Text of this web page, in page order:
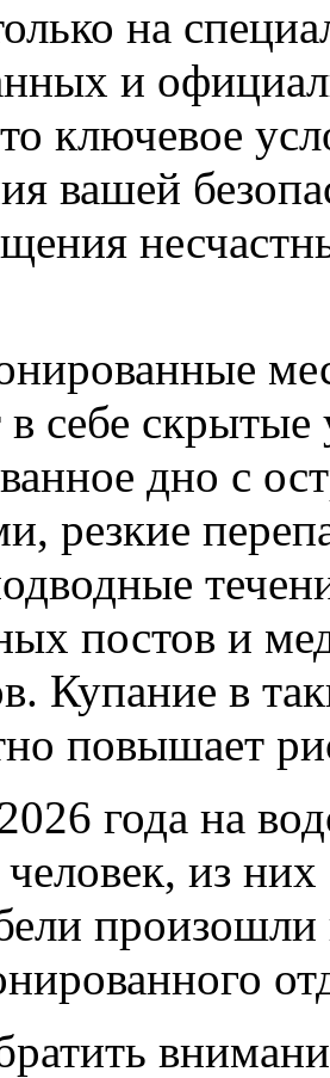
на
и
ключевое
вашей
в себе
дно с
резкие
постов и
Купание в
повышает
года на
из
произошли